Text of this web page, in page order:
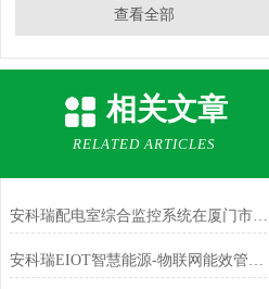
查看全部
相关文章
RELATED ARTICLES
安科瑞配电室综合监控系统在厦门市青少年足球训练中心训练场项目中的应用
安科瑞EIOT智慧能源-物联网能效管理平台